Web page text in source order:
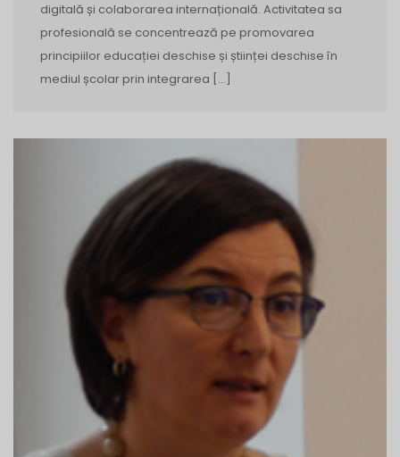
digitală și colaborarea internațională. Activitatea sa
profesională se concentrează pe promovarea
principiilor educației deschise și științei deschise în
mediul școlar prin integrarea […]